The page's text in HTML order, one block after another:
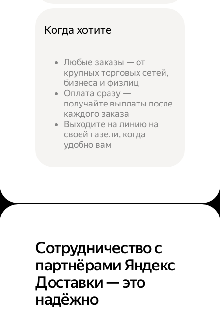
Когда хотите
Любые заказы — от
крупных торговых сетей,
бизнеса и физлиц
Оплата сразу —
получайте выплаты после
каждого заказа
Выходите на линию на
своей газели, когда
удобно вам
Сотрудничество с
партнёрами Яндекс
Доставки — это
надёжно